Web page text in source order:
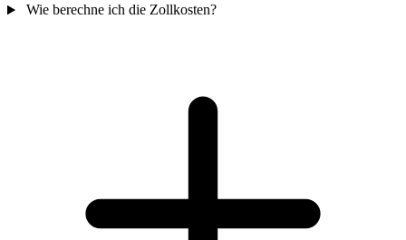
Wie berechne ich die Zollkosten?